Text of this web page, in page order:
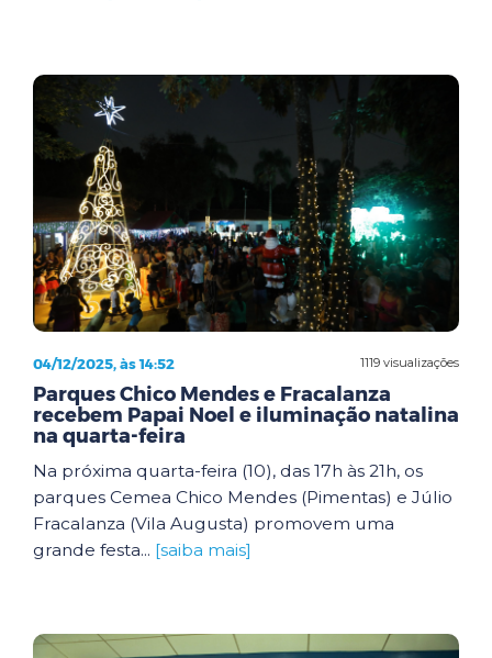
1119 visualizações
04/12/2025, às 14:52
Parques Chico Mendes e Fracalanza
recebem Papai Noel e iluminação natalina
na quarta-feira
Na próxima quarta-feira (10), das 17h às 21h, os
parques Cemea Chico Mendes (Pimentas) e Júlio
Fracalanza (Vila Augusta) promovem uma
grande festa... [saiba mais]